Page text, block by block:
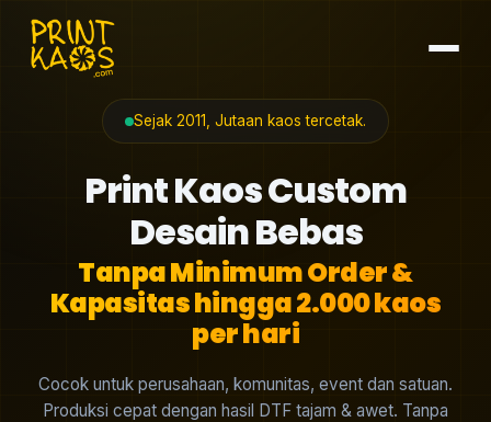
Sejak 2011, Jutaan kaos tercetak.
Print Kaos Custom
Desain Bebas
Tanpa Minimum Order &
Kapasitas hingga 2.000 kaos
per hari
Cocok untuk perusahaan, komunitas, event dan satuan.
Produksi cepat dengan hasil DTF tajam & awet. Tanpa